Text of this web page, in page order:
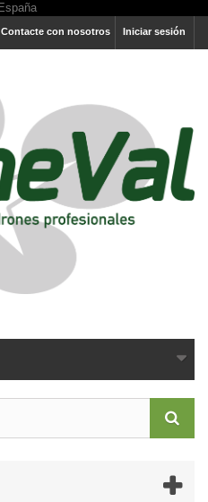
Iniciar sesión
Contacte con nosotros